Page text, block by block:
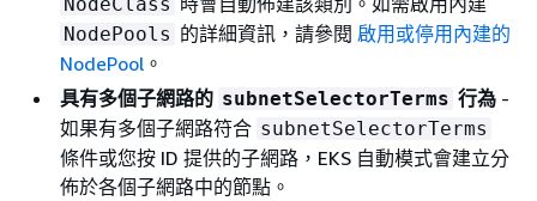
NodePools 的詳細資訊，請參閱 啟用或停用內建的
NodePool 。
具有多個子網路的 subnetSelectorTerms 行為 -
如果有多個子網路符合 subnetSelectorTerms
條件或您按 ID 提供的子網路，EKS 自動模式會建立分
佈於各個子網路中的節點。